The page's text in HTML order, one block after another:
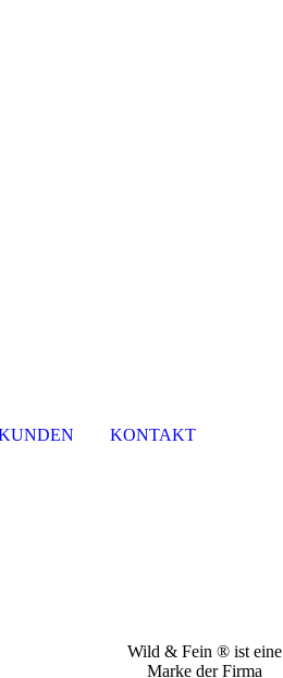
KONTAKT
Wild & Fein ® ist eine
Marke der Firma